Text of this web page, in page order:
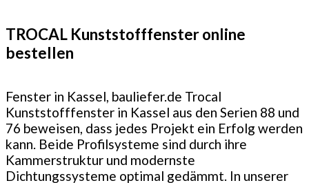
TROCAL Kunststofffenster online
bestellen
Fenster in Kassel, bauliefer.de Trocal
Kunststofffenster in Kassel aus den Serien 88 und
76 beweisen, dass jedes Projekt ein Erfolg werden
kann. Beide Profilsysteme sind durch ihre
Kammerstruktur und modernste
Dichtungssysteme optimal gedämmt. In unserer